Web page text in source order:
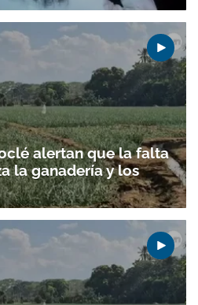
alertan que la falta
la ganadería y los